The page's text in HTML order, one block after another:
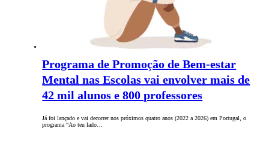
Programa de Promoção de Bem-estar
Mental nas Escolas vai envolver mais de
42 mil alunos e 800 professores
Já foi lançado e vai decorrer nos próximos quatro anos (2022 a 2026) em Portugal, o
programa “Ao teu lado…